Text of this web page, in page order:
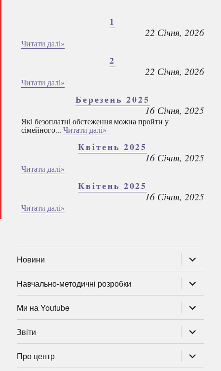
1
22 Січня, 2026
Читати далі»
2
22 Січня, 2026
Читати далі»
Березень 2025
16 Січня, 2025
Які безоплатні обстеження можна пройти у
сімейного... Читати далі»
Квітень 2025
16 Січня, 2025
Читати далі»
Квітень 2025
16 Січня, 2025
Читати далі»
Новини
підменю
Навчально-методичні розробки
підменю
Ми на Youtube
підменю
Звіти
підменю
Про центр
підменю